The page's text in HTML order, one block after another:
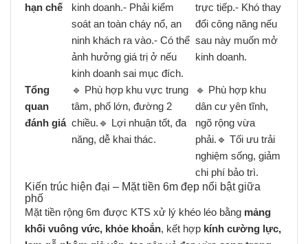
hạn chế
kinh doanh.- Phải kiểm
soát an toàn cháy nổ, an
ninh khách ra vào.- Có thể
ảnh hưởng giá trị ở nếu
kinh doanh sai mục đích.
trực tiếp.- Khó thay
đổi công năng nếu
sau này muốn mở
kinh doanh.
Tổng
quan
đánh giá
🔹 Phù hợp khu vực trung
tâm, phố lớn, đường 2
chiều.🔹 Lợi nhuận tốt, đa
năng, dễ khai thác.
🔹 Phù hợp khu
dân cư yên tĩnh,
ngõ rộng vừa
phải.🔹 Tối ưu trải
nghiệm sống, giảm
chi phí bảo trì.
Kiến trúc hiện đại – Mặt tiền 6m đẹp nổi bật giữa
phố
Mặt tiền rộng 6m được KTS xử lý khéo léo bằng mảng
khối vuông vức, khỏe khoắn, kết hợp kính cường lực,